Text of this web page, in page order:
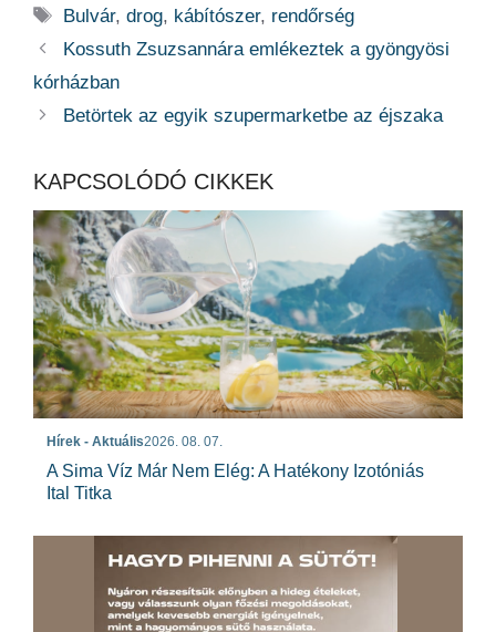
Címkék
Bulvár,drog, kábítószer, rendőrség
Kossuth Zsuzsannára emlékeztek a gyöngyösi
kórházban
Betörtek az egyik szupermarketbe az éjszaka
KAPCSOLÓDÓ CIKKEK
Hírek - Aktuális2026. 08. 07.
A Sima Víz Már Nem Elég: A Hatékony Izotóniás
Ital Titka